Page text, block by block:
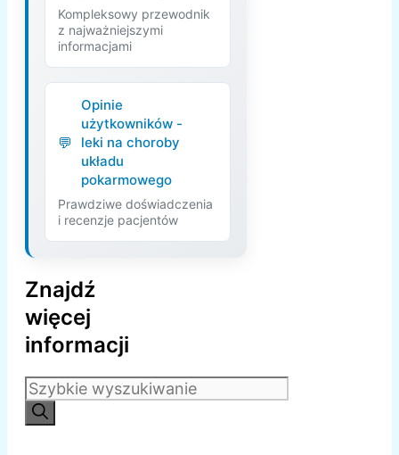
Kompleksowy przewodnik
z najważniejszymi
informacjami
Opinie
użytkowników -
leki na choroby
układu
pokarmowego
Prawdziwe doświadczenia
i recenzje pacjentów
Znajdź
więcej
informacji
Szukaj: